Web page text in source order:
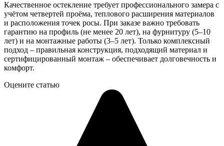
Качественное остекление требует профессионального замера с
учётом четвертей проёма, теплового расширения материалов
и расположения точек росы. При заказе важно требовать
гарантию на профиль (не менее 20 лет), на фурнитуру (5–10
лет) и на монтажные работы (3–5 лет). Только комплексный
подход – правильная конструкция, подходящий материал и
сертифицированный монтаж – обеспечивает долговечность и
комфорт.
Оцените статью